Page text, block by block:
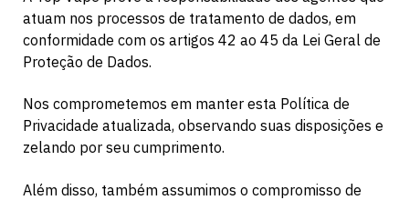
atuam nos processos de tratamento de dados, em
conformidade com os artigos 42 ao 45 da Lei Geral de
Proteção de Dados.
Nos comprometemos em manter esta Política de
Privacidade atualizada, observando suas disposições e
zelando por seu cumprimento.
Além disso, também assumimos o compromisso de